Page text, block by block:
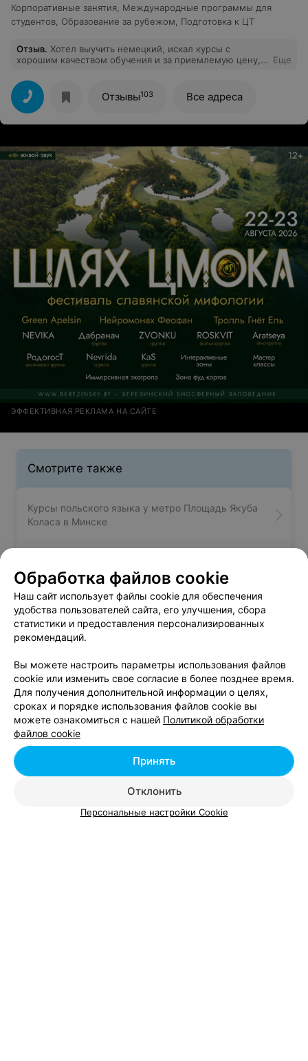
Корпоративные занятия Международные программы для
студентов Образование за рубежом Подготовка к ЦТ
Отзыв. Хотел выучить немецкий, искал курсы с
хорошим качеством обучения и за приемлемую цену,
обратился именно сюда! Уютная обстановка, качество
обучения - на высоком уровне, акции, скидки,
мероприятия! Отдельное спасибо преподавателю
Владимиру за занимательный процесс обучения,
организацию мероприятий, за создание обстановки,
рекомендовать!
Еще
Отзывы103 Все адреса
ЭФФЕКТИВНАЯ РЕКЛАМА НА САЙТЕ
Смотрите также
Курсы польского языка у метро Площадь Якуба
Коласа в Минске
Якуба Коласа в Минске
Курсы иностранных языков возле метро
Площадь якуба коласа в Минске
Добавить компанию
Добавить специалиста
Обработка файлов cookie
Наш сайт использует файлы cookie для обеспечения
удобства пользователей сайта, его улучшения, сбора
статистики и предоставления персонализированных
рекомендаций.
Вы можете настроить параметры использования файлов
cookie или изменить свое согласие в более позднее время.
Для получения дополнительной информации о целях,
сроках и порядке использования файлов cookie вы
можете ознакомиться с нашей Политикой обработки
файлов cookie
Отклонить
Принять
Персональные настройки Cookie